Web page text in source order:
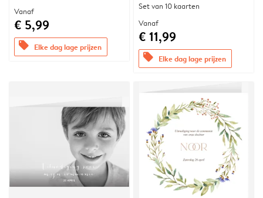
Vanaf
€ 5,99
offers Elke dag lage prijzen
Set van 10 kaarten
Vanaf
€ 11,99
offers Elke dag lage prijzen